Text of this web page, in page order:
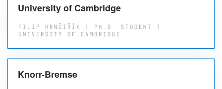
University of Cambridge
FILIP HRNČIŘÍK | PH.D. STUDENT |
UNIVERSITY OF CAMBRIDGE
Knorr-Bremse